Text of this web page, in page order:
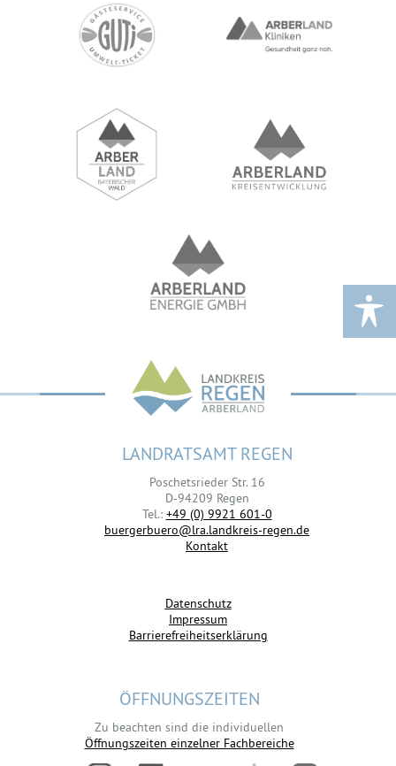
LANDRATSAMT REGEN
Poschetsrieder Str. 16
D-94209 Regen
Tel.: +49 (0) 9921 601-0
buergerbuero@lra.landkreis-regen.de
Kontakt
Datenschutz
Impressum
Barrierefreiheitserklärung
ÖFFNUNGSZEITEN
Zu beachten sind die individuellen
Öffnungszeiten einzelner Fachbereiche